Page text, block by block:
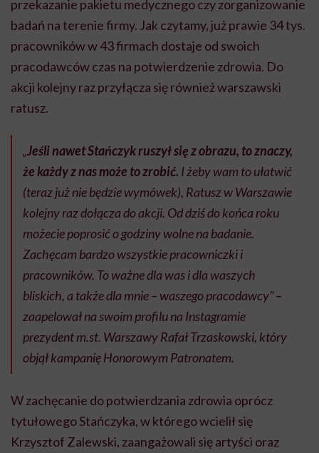
przekazanie pakietu medycznego czy zorganizowanie
badań na terenie firmy. Jak czytamy, już prawie 34 tys.
pracowników w 43 firmach dostaje od swoich
pracodawców czas na potwierdzenie zdrowia. Do
akcji kolejny raz przyłącza się również warszawski
ratusz.
„Jeśli nawet Stańczyk ruszył się z obrazu, to znaczy,
że każdy z nas może to zrobić. I żeby wam to ułatwić
(teraz już nie będzie wymówek), Ratusz w Warszawie
kolejny raz dołącza do akcji. Od dziś do końca roku
możecie poprosić o godziny wolne na badanie.
Zachęcam bardzo wszystkie pracowniczki i
pracowników. To ważne dla was i dla waszych
bliskich, a także dla mnie – waszego pracodawcy” –
zaapelował na swoim profilu na Instagramie
prezydent m.st. Warszawy Rafał Trzaskowski, który
objął kampanię Honorowym Patronatem.
W zachęcanie do potwierdzania zdrowia oprócz
tytułowego Stańczyka, w którego wcielił się
Krzysztof Zalewski, zaangażowali się artyści oraz